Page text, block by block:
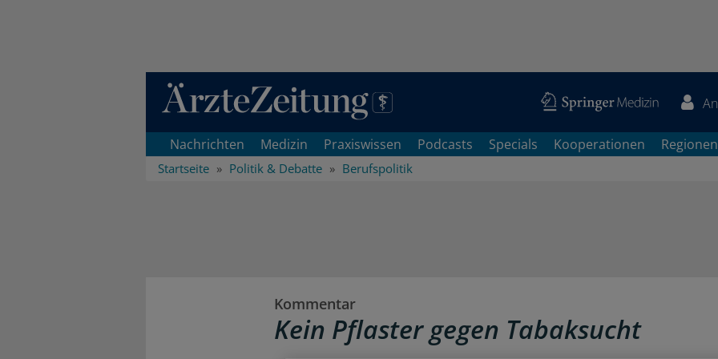
Direkt zum Inhaltsbereich
Nachrichten Medizin Praxiswissen Podcasts Specials Kooperationen Regionen
Startseite Politik & Debatte Berufspolitik
Kommentar
Kein Pflaster gegen Tabaksucht